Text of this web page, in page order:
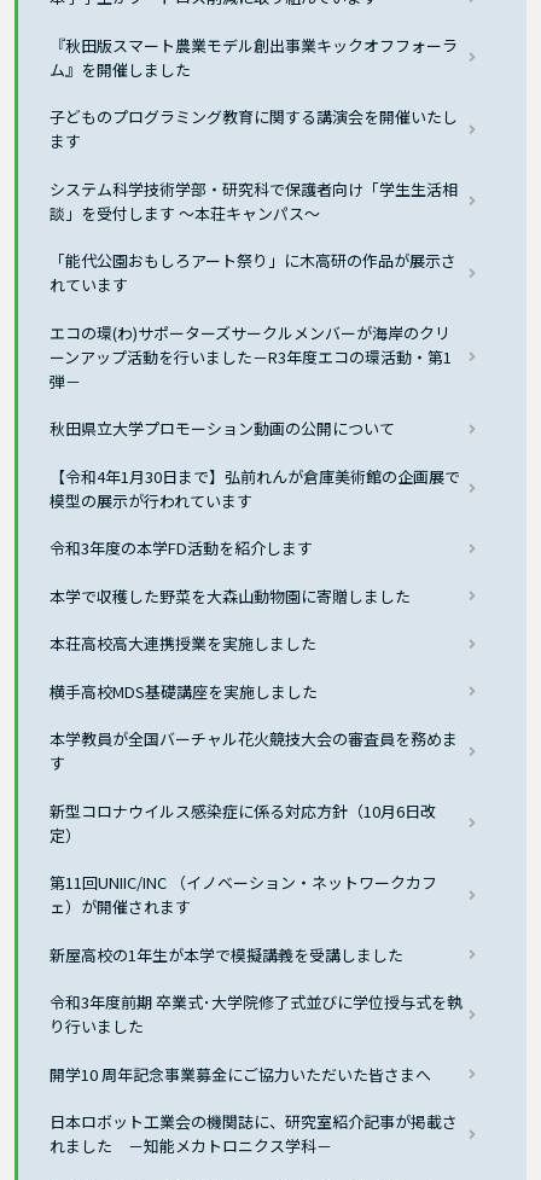
『秋田版スマート農業モデル創出事業キックオフフォーラ
ム』を開催しました
子どものプログラミング教育に関する講演会を開催いたし
ます
システム科学技術学部・研究科で保護者向け「学生生活相
談」を受付します ～本荘キャンパス～
「能代公園おもしろアート祭り」に木高研の作品が展示さ
れています
エコの環(わ)サポーターズサークルメンバーが海岸のクリ
ーンアップ活動を行いました－R3年度エコの環活動・第1
弾－
秋田県立大学プロモーション動画の公開について
【令和4年1月30日まで】弘前れんが倉庫美術館の企画展で
模型の展示が行われています
令和3年度の本学FD活動を紹介します
本学で収穫した野菜を大森山動物園に寄贈しました
本荘高校高大連携授業を実施しました
横手高校MDS基礎講座を実施しました
本学教員が全国バーチャル花火競技大会の審査員を務めま
す
新型コロナウイルス感染症に係る対応方針（10月6日改
定）
第11回UNIIC/INC （イノベーション・ネットワークカフ
ェ）が開催されます
新屋高校の1年生が本学で模擬講義を受講しました
令和3年度前期 卒業式･大学院修了式並びに学位授与式を執
り行いました
開学10 周年記念事業募金にご協力いただいた皆さまへ
日本ロボット工業会の機関誌に、研究室紹介記事が掲載さ
れました －知能メカトロニクス学科－